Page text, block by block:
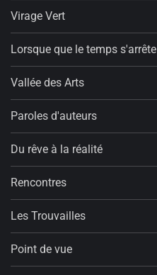
Virage Vert
Lorsque que le temps s'arrête
Vallée des Arts
Paroles d'auteurs
Du rêve à la réalité
Rencontres
Les Trouvailles
Point de vue